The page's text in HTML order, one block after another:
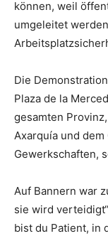
können, weil
umgeleitet
Die
Plaza de la
gesamten
Axarquía und
Gewerkschaften,
Auf Bannern war
sie wird
bist du Patient, in